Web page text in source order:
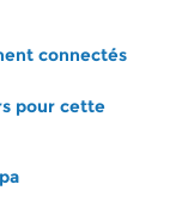
connectés
pour cette